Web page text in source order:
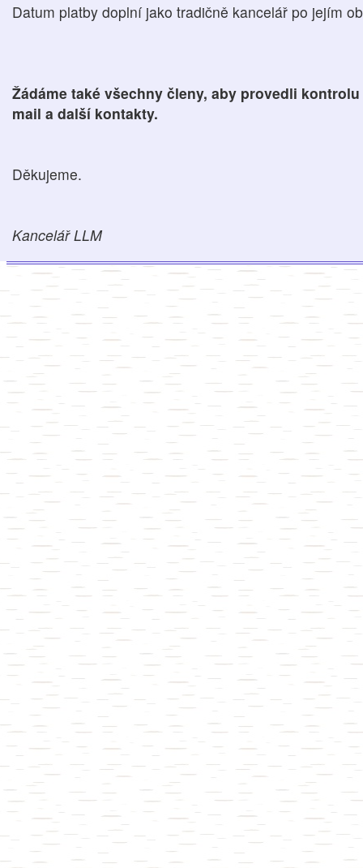
Datum platby doplní jako tradičně kancelář po jejím
Žádáme také všechny členy, aby provedli
mail a další kontakty.
Děkujeme.
Kancelář LLM